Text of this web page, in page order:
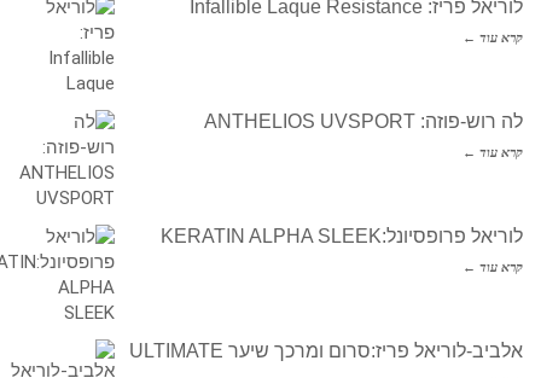
לוריאל פריז: Infallible Laque Resistance
קרא עוד ←
לה רוש-פוזה: ANTHELIOS UVSPORT
קרא עוד ←
לוריאל פרופסיונל:KERATIN ALPHA SLEEK
קרא עוד ←
אלביב-לוריאל פריז:סרום ומרכך שיער ULTIMATE